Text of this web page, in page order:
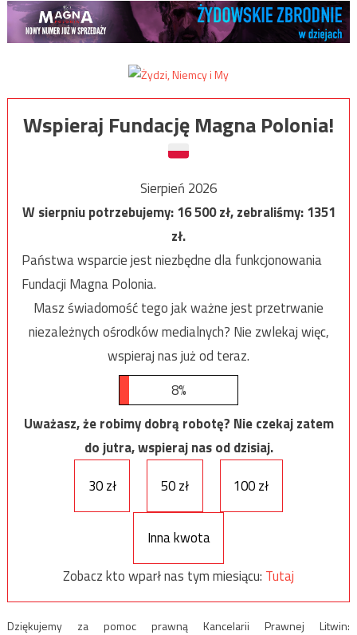
Wspieraj Fundację Magna Polonia!
Sierpień 2026
W sierpniu potrzebujemy:16 500zł, zebraliśmy:1351
zł.
Państwa wsparcie jest niezbędne dla funkcjonowania
Fundacji Magna Polonia.
Masz świadomość tego jak ważne jest przetrwanie
niezależnych ośrodków medialnych? Nie zwlekaj więc,
wspieraj nas już od teraz.
8%
Uważasz, że robimy dobrą robotę? Nie czekaj zatem
do jutra, wspieraj nas od dzisiaj.
30 zł
50 zł 100 zł
Inna kwota
Zobacz kto wparł nas tym miesiącu: Tutaj
Dziękujemy za pomoc prawną Kancelarii Prawnej Litwin: